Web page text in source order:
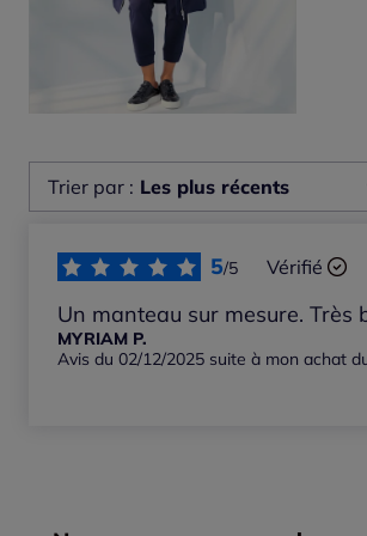
Trier par : Les plus récents
Les plus anciens
5/5 Vérifié
Un manteau sur mesure.
MYRIAM P.
Avis du 02/12/2025 suite à mon achat